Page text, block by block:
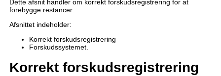
Dette afsnit handler om korrekt forskudsregistrering for at
forebygge restancer.
Afsnittet indeholder:
Korrekt forskudsregistrering
Forskudssystemet.
Korrekt forskudsregistrering